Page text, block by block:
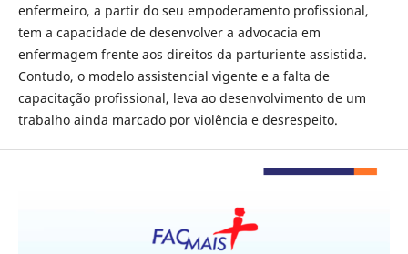
enfermeiro, a partir do seu empoderamento profissional,
tem a capacidade de desenvolver a advocacia em
enfermagem frente aos direitos da parturiente assistida.
Contudo, o modelo assistencial vigente e a falta de
capacitação profissional, leva ao desenvolvimento de um
trabalho ainda marcado por violência e desrespeito.